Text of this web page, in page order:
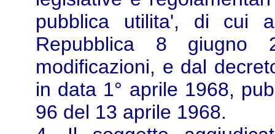
pubblica utilita', di cui
Repubblica 8 giugno
modificazioni, e dal
in data 1° aprile 1968,
96 del 13 aprile 1968.